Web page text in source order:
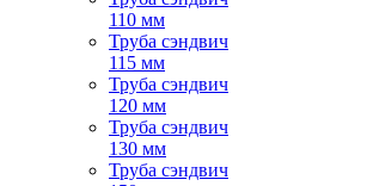
110 мм
Труба сэндвич
115 мм
Труба сэндвич
120 мм
Труба сэндвич
130 мм
Труба сэндвич